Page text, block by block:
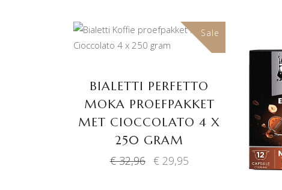
Sale
TOEVOEGEN AAN
WINKELWAGEN
BIALETTI PERFETTO
MOKA PROEFPAKKET
MET CIOCCOLATO 4 X
250 GRAM
€32,96 Oorspronkelijke
€29,95Huidige